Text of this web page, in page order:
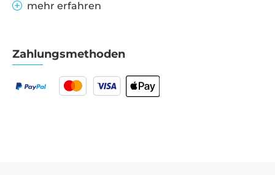
mehr erfahren
Zahlungsmethoden